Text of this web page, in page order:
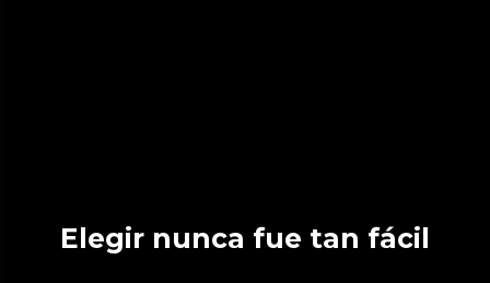
Elegir nunca fue tan fácil